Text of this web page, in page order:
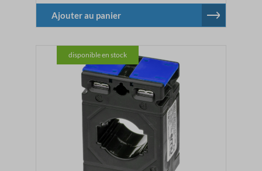
Ajouter au panier
disponible en stock